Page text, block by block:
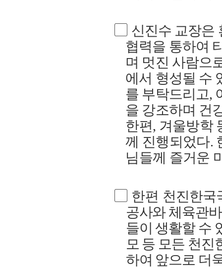
신진수 교장은
협력을 통하여
며 멋진 사람으
에서 형성될 수
를 부탁드리고,
을 강조하며 건
한편, 겨울방학
께 진행되었다.
님들께 즐거운
한편 천진한국
공사와 체육관
들이 생활할 수
모 등 모든 천
하여 앞으로 더